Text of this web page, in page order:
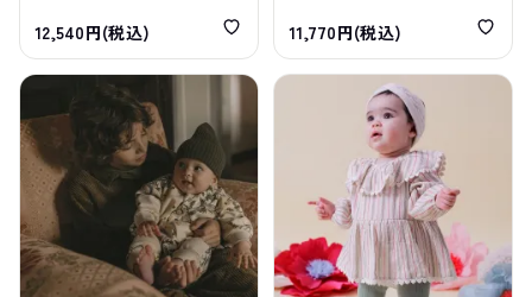
12,540円(税込) 11,770円(税込)